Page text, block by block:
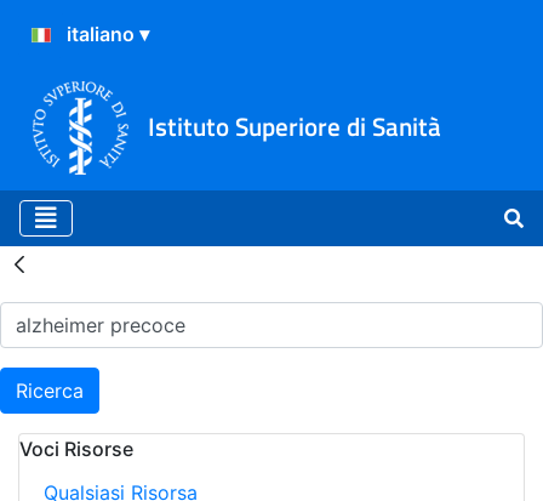
Istituto Superiore di Sanità
Risultati della Ricerca -
Ricerca
Voci Risorse
Qualsiasi Risorsa